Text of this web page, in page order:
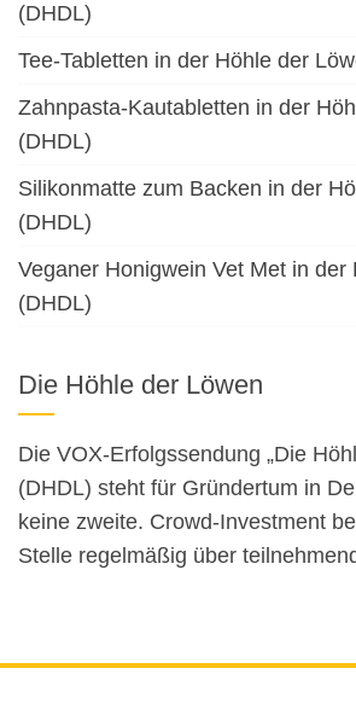
(DHDL)
Tee-Tabletten in der Höhle der
Zahnpasta-Kautabletten in der
(DHDL)
Silikonmatte zum Backen in der
(DHDL)
Veganer Honigwein Vet Met in der
(DHDL)
Die Höhle der Löwen
Die VOX-Erfolgssendung „Die
(DHDL) steht für Gründertum in
keine zweite. Crowd-Investment
Stelle regelmäßig über